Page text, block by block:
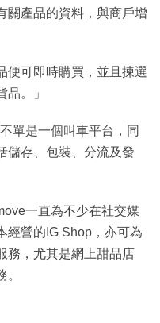
關產品的資料，與商戶增
便可即時購買，並且揀選
。」
單是一個叫車平台，同
儲存、包裝、分流及發
一直為不少在社交媒
經營的IG Shop，亦可為
務，尤其是網上甜品店